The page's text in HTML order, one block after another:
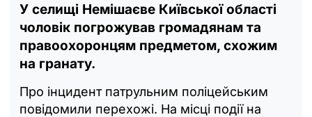
У селищі Немішаєве Київської області
чоловік погрожував громадянам та
правоохоронцям предметом, схожим
на гранату.
Про інцидент патрульним поліцейським
повідомили перехожі. На місці події на